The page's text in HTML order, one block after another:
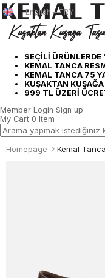
SEÇİLİ
KEMAL TANCA
KEMAL TANCA 75
KUŞAKTAN
999 TL ÜZERİ
English - TRY
Member Login Sign up
My Cart 0 Item
Homepage Kemal